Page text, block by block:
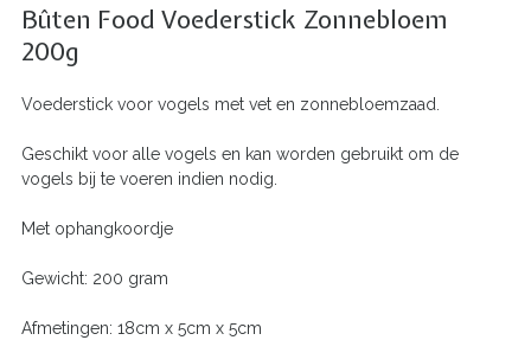
Bûten Food Voederstick Zonnebloem
200g
Voederstick voor vogels met vet en zonnebloemzaad.
Geschikt voor alle vogels en kan worden gebruikt om de
vogels bij te voeren indien nodig.
Met ophangkoordje
Gewicht: 200 gram
Afmetingen: 18cm x 5cm x 5cm